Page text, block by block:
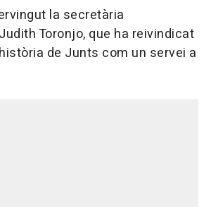
la secretària
Toronjo, que ha reivindicat
de Junts com un servei a